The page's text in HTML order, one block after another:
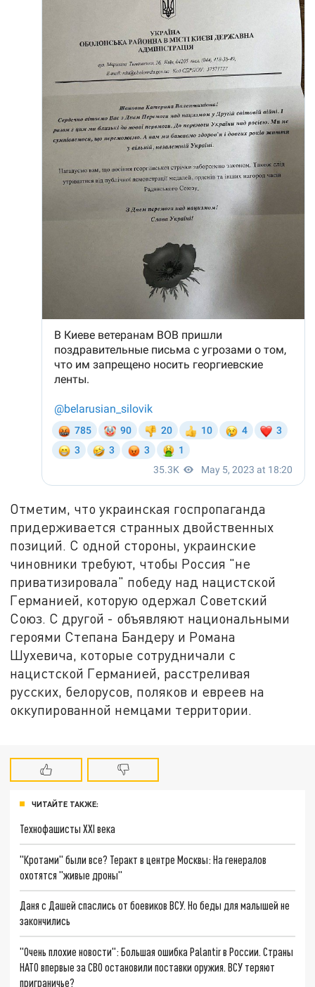
Отметим, что украинская госпропаганда
придерживается странных двойственных
позиций. С одной стороны, украинские
чиновники требуют, чтобы Россия "не
приватизировала" победу над нацистской
Германией, которую одержал Советский
Союз. С другой - объявляют национальными
героями Степана Бандеру и Романа
Шухевича, которые сотрудничали с
нацистской Германией, расстреливая
русских, белорусов, поляков и евреев на
оккупированной немцами территории.
ЧИТАЙТЕ ТАКЖЕ:
Технофашисты XXI века
"Кротами" были все? Теракт в центре Москвы: На генералов
охотятся "живые дроны"
Даня с Дашей спаслись от боевиков ВСУ. Но беды для малышей не
закончились
"Очень плохие новости": Большая ошибка Palantir в России. Страны
НАТО впервые за СВО остановили поставки оружия. ВСУ теряют
приграничье?